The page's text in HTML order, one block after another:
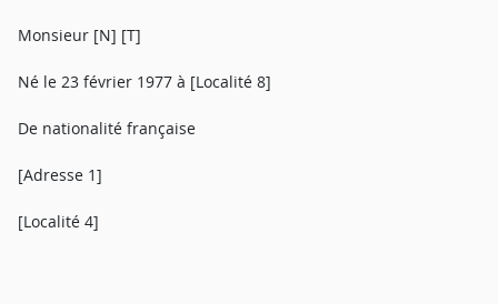
Monsieur [N] [T]
Né le 23 février 1977 à [Localité 8]
De nationalité française
[Adresse 1]
[Localité 4]